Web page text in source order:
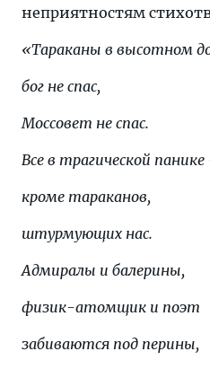
неприятностям
«Тараканы в высотном
бог не спас,
Моссовет не спас.
Все в трагической
кроме тараканов,
штурмующих нас.
Адмиралы и балерины,
физик-атомщик и поэт
забиваются под перины,